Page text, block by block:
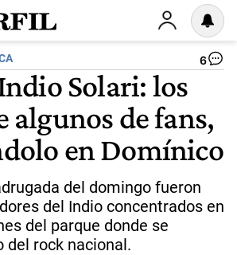
6
Solari: los
algunos de fans,
en Domínico
del domingo fueron
del Indio concentrados en
del parque donde se
del rock nacional.